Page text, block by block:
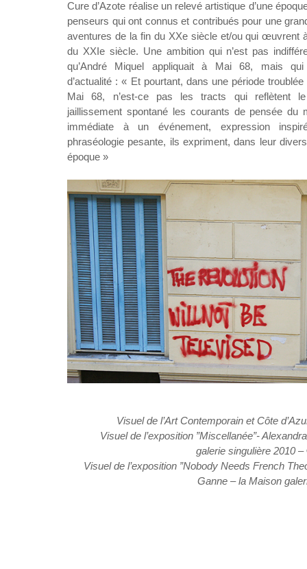
Cure d’Azote réalise un relevé artistique d’une
penseurs qui ont connus et contribués pour une
aventures de la fin du XXe siècle et/ou qui œuvrent
du XXIe siècle. Une ambition qui n’est pas
qu’André Miquel appliquait à Mai 68, mais qui
d’actualité : « Et pourtant, dans une période
Mai 68, n’est-ce pas les tracts qui reflètent
jaillissement spontané les courants de pensée du
immédiate à un événement, expression
phraséologie pesante, ils expriment, dans leur
époque »
Visuel de l’Art Contemporain et Côte
Visuel de l’exposition ”Miscellanée”-
galerie singulière 2010–
Visuel de l’exposition ”Nobody Needs French
Ganne –la Maison